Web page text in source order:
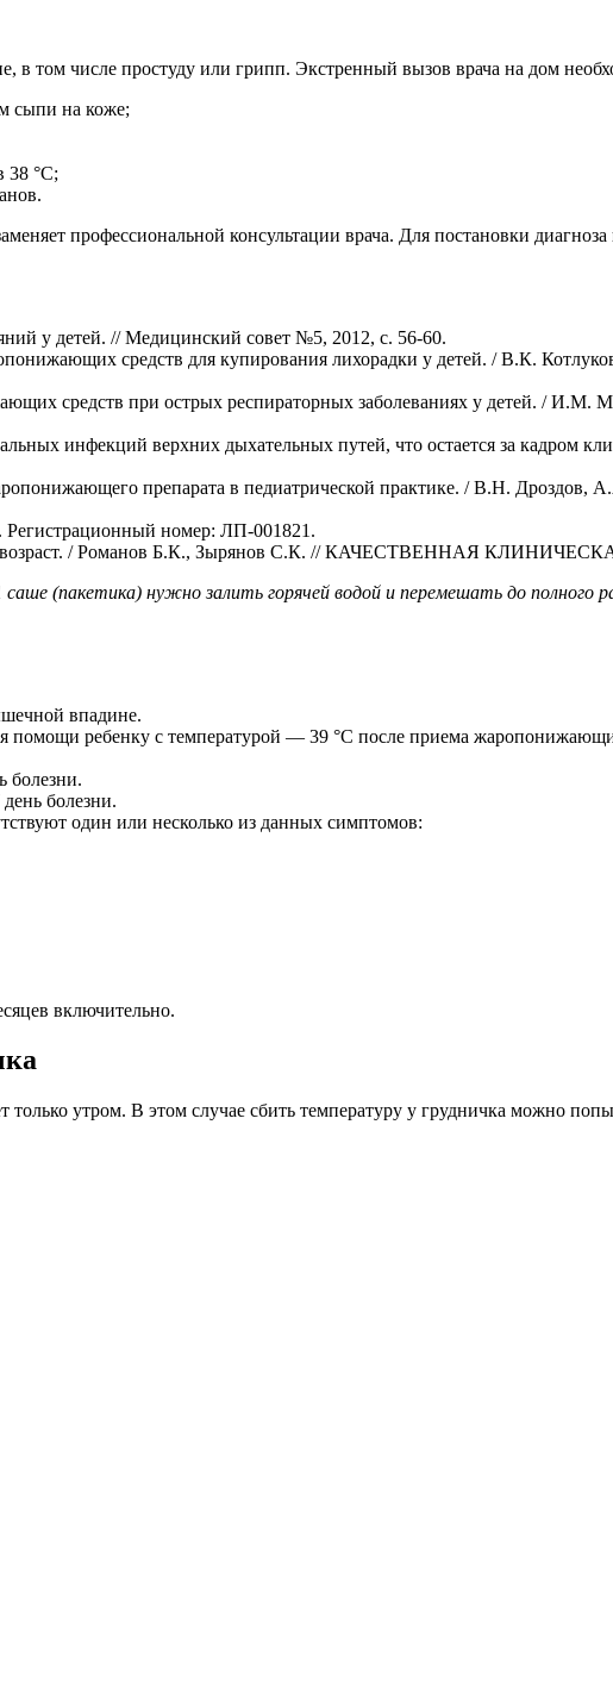
в том числе простуду или грипп. Экстренный вызов врача на дом
сыпи на коже;
38 °С;
профессиональной консультации врача. Для постановки диагноза
у детей. // Медицинский совет №5, 2012, с. 56-60.
средств для купирования лихорадки у детей. / В.К.
средств при острых респираторных заболеваниях у детей. /
инфекций верхних дыхательных путей, что остается за
препарата в педиатрической практике. / В.Н. Дроздов,
номер: ЛП-001821.
возраст. / Романов Б.К., Зырянов С.К. // КАЧЕСТВЕННАЯ
(пакетика) нужно залить горячей водой и перемешать до полного
впадине.
ребенку с температурой — 39 °С после приема
болезни.
болезни.
один или несколько из данных симптомов:
включительно.
только утром. В этом случае сбить температуру у грудничка можно